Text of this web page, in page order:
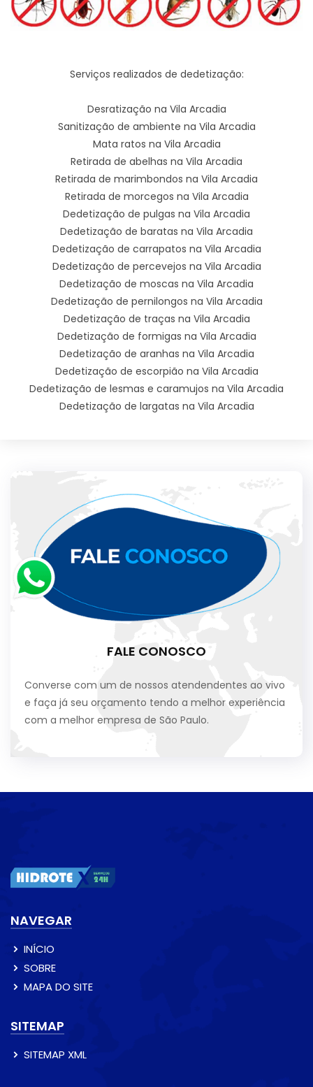
Serviços realizados de dedetização:
Desratização na Vila Arcadia
Sanitização de ambiente na Vila Arcadia
Mata ratos na Vila Arcadia
Retirada de abelhas na Vila Arcadia
Retirada de marimbondos na Vila Arcadia
Retirada de morcegos na Vila Arcadia
Dedetização de pulgas na Vila Arcadia
Dedetização de baratas na Vila Arcadia
Dedetização de carrapatos na Vila Arcadia
Dedetização de percevejos na Vila Arcadia
Dedetização de moscas na Vila Arcadia
Dedetização de pernilongos na Vila Arcadia
Dedetização de traças na Vila Arcadia
Dedetização de formigas na Vila Arcadia
Dedetização de aranhas na Vila Arcadia
Dedetização de escorpião na Vila Arcadia
Dedetização de lesmas e caramujos na Vila Arcadia
Dedetização de largatas na Vila Arcadia
FALE CONOSCO
Converse com um de nossos atendendentes ao vivo
e faça já seu orçamento tendo a melhor experiência
com a melhor empresa de São Paulo.
NAVEGAR
INÍCIO
SOBRE
MAPA DO SITE
SITEMAP
SITEMAP XML